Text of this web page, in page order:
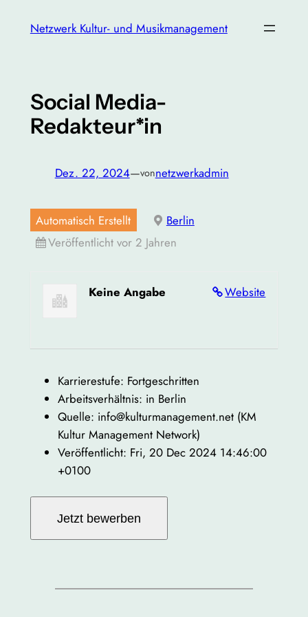
InhaltNetzwerk Kultur- und Musikmanagement
Social Media-
Redakteur*in
Dez. 22, 2024—vonnetzwerkadmin
Automatisch Erstellt
Berlin
Veröffentlicht vor 2 Jahren
Website
Keine Angabe
Karrierestufe: Fortgeschritten
Arbeitsverhältnis: in Berlin
Quelle: info@kulturmanagement.net (KM
Kultur Management Network)
Veröffentlicht: Fri, 20 Dec 2024 14:46:00
+0100